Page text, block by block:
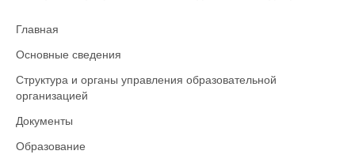
Главная
Основные сведения
Структура и органы управления образовательной
организацией
Документы
Образование